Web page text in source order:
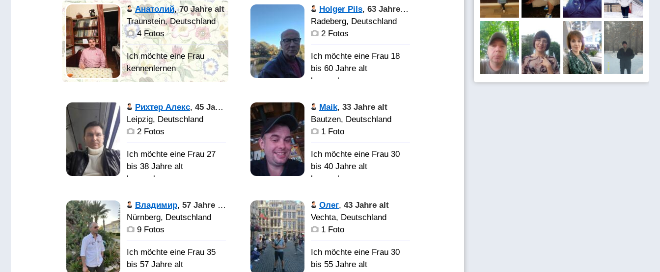
Анатолий,70 Jahre alt
Traunstein, Deutschland
4 Fotos
качества: Спокойный
характер, аккуратность,
целеустремленность,
воспитанность, упорство,
настойчивость,
терпение. Ценю в людях
хобби: психология,
философия.
Повседневные
образ мышления,
здоровый образ жизни. Я
Holger Pils, 63 Jahre alt
Radeberg, Deutschland
2 Fotos
Ich möchte eine Frau 18
bis 60 Jahre alt
kennenlernen
Ein normaler
alter Kerl. Der sich
Einbildet, immer wieder
können, wenn er vom
Leben geschlagen wird.
Обычный старик.
всегда может начать все
сначала, когда жизнь
преподносит ему
Рихтер Алекс, 45 Jahre alt
Leipzig, Deutschland
2 Fotos
Ich möchte eine Frau 27
bis 38 Jahre alt
kennenlernen
Кто хочет
меня узнать, должен
провести какоето время с
сформирует сам своё
мнение.
Maik, 33 Jahre alt
Bautzen, Deutschland
1 Foto
Ich möchte eine Frau 30
bis 40 Jahre alt
kennenlernen
Ich bin treu,
ehrlich, liebevoll und ich
liebe Kinder über alles.
Ich
suche eine Frau die mit
Владимир, 57 Jahre alt
Nürnberg, Deutschland
9 Fotos
Ich möchte eine Frau 35
bis 57 Jahre alt
Олег, 43 Jahre alt
Vechta, Deutschland
1 Foto
Ich möchte eine Frau 30
bis 55 Jahre alt